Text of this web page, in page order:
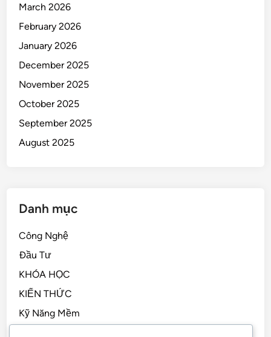
March 2026
February 2026
January 2026
December 2025
November 2025
October 2025
September 2025
August 2025
Danh mục
Công Nghệ
Đầu Tư
KHÓA HỌC
KIẾN THỨC
Kỹ Năng Mềm